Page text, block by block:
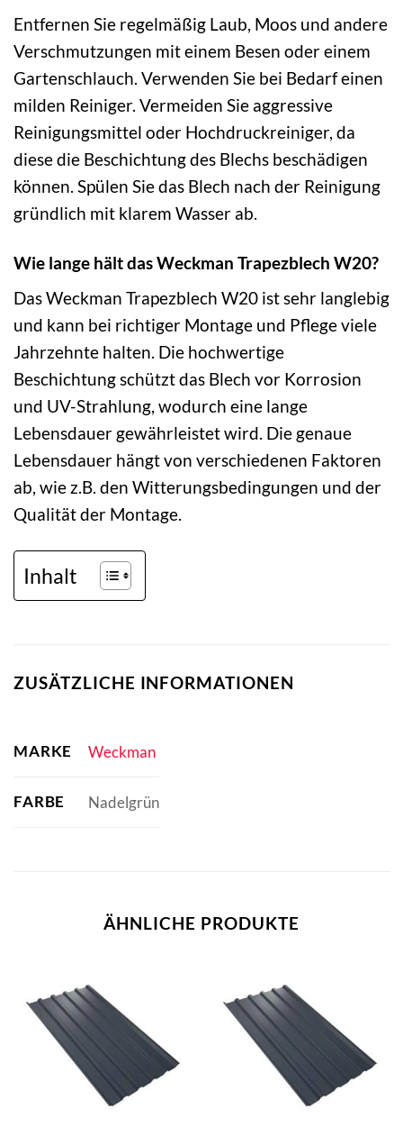
Entfernen Sie regelmäßig Laub, Moos und andere
Verschmutzungen mit einem Besen oder einem
Gartenschlauch. Verwenden Sie bei Bedarf einen
milden Reiniger. Vermeiden Sie aggressive
Reinigungsmittel oder Hochdruckreiniger, da
diese die Beschichtung des Blechs beschädigen
können. Spülen Sie das Blech nach der Reinigung
gründlich mit klarem Wasser ab.
Wie lange hält das Weckman Trapezblech W20?
Das Weckman Trapezblech W20 ist sehr langlebig
und kann bei richtiger Montage und Pflege viele
Jahrzehnte halten. Die hochwertige
Beschichtung schützt das Blech vor Korrosion
und UV-Strahlung, wodurch eine lange
Lebensdauer gewährleistet wird. Die genaue
Lebensdauer hängt von verschiedenen Faktoren
ab, wie z.B. den Witterungsbedingungen und der
Qualität der Montage.
Inhalt
ZUSÄTZLICHE INFORMATIONEN
MARKE Weckman
FARBE Nadelgrün
ÄHNLICHE PRODUKTE